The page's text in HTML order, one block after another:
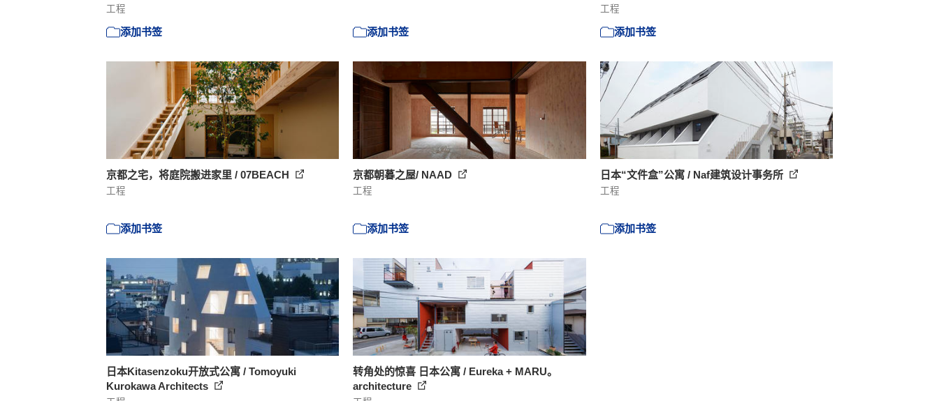
工程
添加书签 添加书签
工程
添加书签
京都之宅，将庭院搬进家里 / 07BEACH
工程
添加书签
京都朝暮之屋/ NAAD
工程
添加书签
日本“文件盒”公寓 / Naf建筑设计事务所
工程
添加书签
日本Kitasenzoku开放式公寓 / Tomoyuki
Kurokawa Architects
转角处的惊喜 日本公寓 / Eureka + MARU。
architecture